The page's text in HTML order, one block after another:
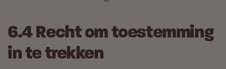
6.4 Recht om toestemming
in te trekken